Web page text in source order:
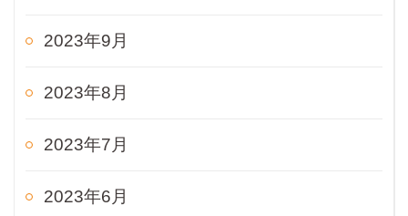
2023年9月
2023年8月
2023年7月
2023年6月